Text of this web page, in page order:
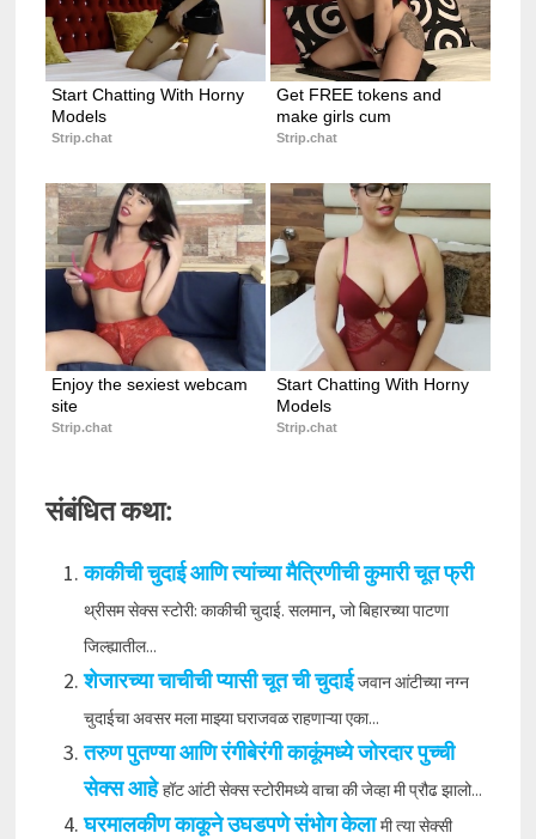
Start Chatting With Horny
Models
Strip.chat
Get FREE tokens and
make girls cum
Strip.chat
Enjoy the sexiest webcam
site
Strip.chat
Start Chatting With Horny
Models
Strip.chat
संबंधित कथा:
काकीची चुदाई आणि त्यांच्या मैत्रिणीची कुमारी चूत फ्री
थ्रीसम सेक्स स्टोरी: काकीची चुदाई. सलमान, जो बिहारच्या पाटणा
जिल्ह्यातील...
शेजारच्या चाचीची प्यासी चूत ची चुदाई जवान आंटीच्या नग्न
चुदाईचा अवसर मला माझ्या घराजवळ राहणाऱ्या एका...
तरुण पुतण्या आणि रंगीबेरंगी काकूंमध्ये जोरदार पुच्ची
सेक्स आहे हॉट आंटी सेक्स स्टोरीमध्ये वाचा की जेव्हा मी प्रौढ झालो...
घरमालकीण काकूने उघडपणे संभोग केला मी त्या सेक्सी